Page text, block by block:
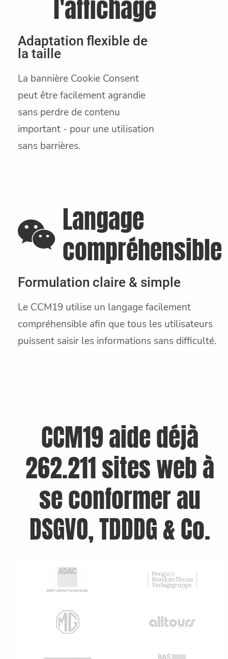
l'affichage
Adaptation flexible de
la taille
La bannière Cookie Consent
peut être facilement agrandie
sans perdre de contenu
important - pour une utilisation
sans barrières.
Langage
compréhensible
Formulation claire & simple
Le CCM19 utilise un langage facilement
compréhensible afin que tous les utilisateurs
puissent saisir les informations sans difficulté.
CCM19 aide déjà
262.211 sites web à
se conformer au
DSGVO, TDDDG & Co.